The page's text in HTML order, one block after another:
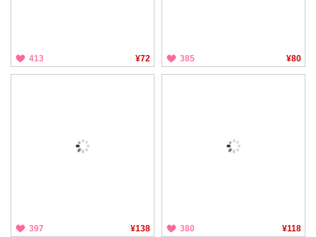
413 ¥72 385 ¥80
397 ¥138 380 ¥118